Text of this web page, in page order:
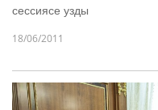
сессиясе узды
18/06/2011